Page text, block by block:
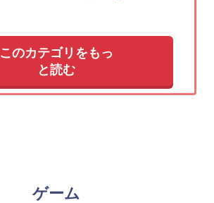
このカテゴリをもっ
と読む
ゲーム